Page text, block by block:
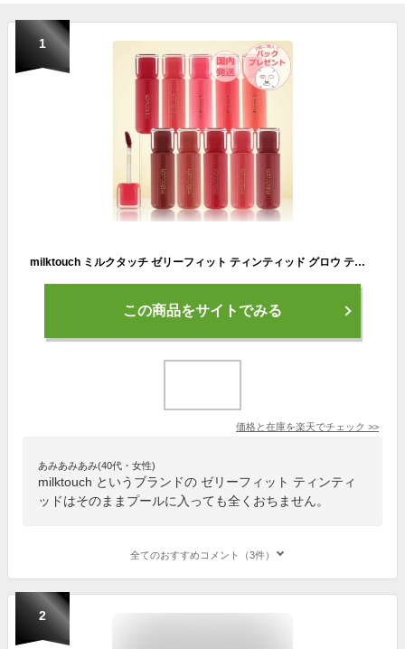
1
milktouch ミルクタッチ ゼリーフィット ティンティッド グロウ ティント 4g 発色 密着 落ちない 長時間キープ 初心者 唇 メイク 飲み会リップ 韓国コスメ ミルクタッチリップ イエベ ブルベ プランパー 人気 ギフト プレゼント
この商品をサイトでみる
価格と在庫を楽天でチェック >>
あみあみあみ(40代・女性)
milktouch というブランドの ゼリーフィット ティンティ
ッドはそのままプールに入っても全くおちません。
全てのおすすめコメント（3件）
2